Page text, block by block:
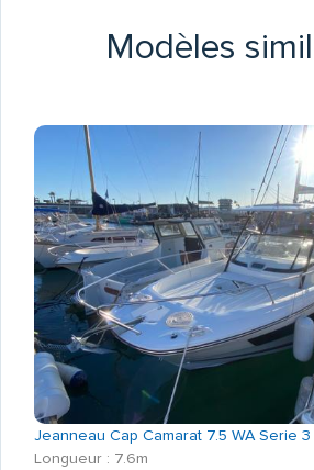
Modèles
Jeanneau Cap Camarat 7.5 WA Serie 3
Longueur : 7.6m